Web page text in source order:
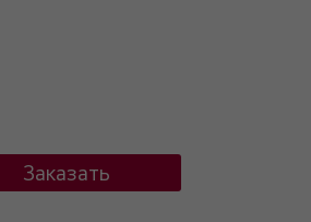
Заказать